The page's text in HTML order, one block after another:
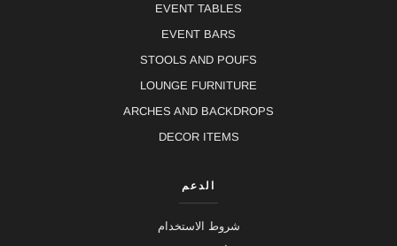
EVENT TABLES
EVENT BARS
STOOLS AND POUFS
LOUNGE FURNITURE
ARCHES AND BACKDROPS
DECOR ITEMS
الدعم
شروط الاستخدام